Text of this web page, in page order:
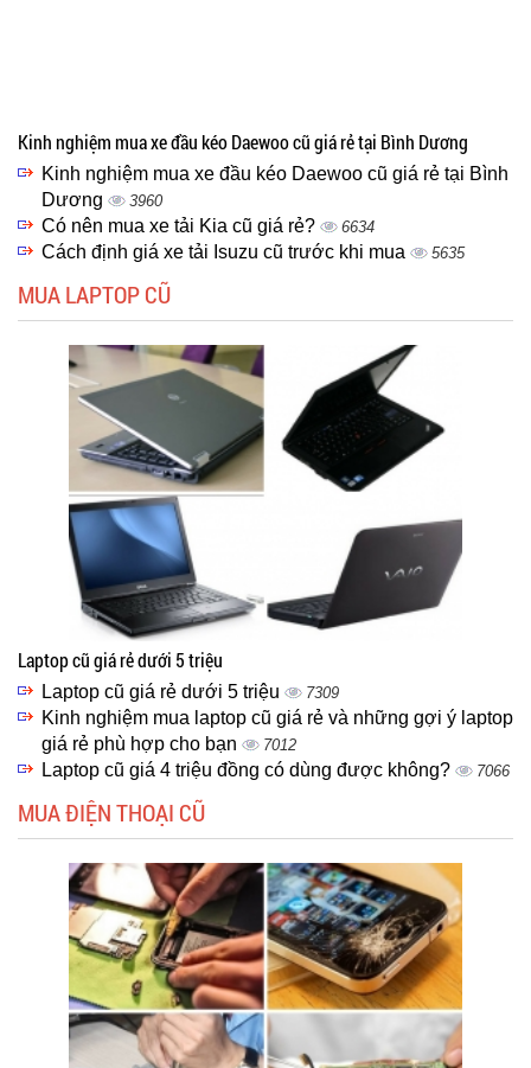
Kinh nghiệm mua xe đầu kéo Daewoo cũ giá rẻ tại Bình Dương
Kinh nghiệm mua xe đầu kéo Daewoo cũ giá rẻ tại Bình
Dương
3960
Có nên mua xe tải Kia cũ giá rẻ? 6634
Cách định giá xe tải Isuzu cũ trước khi mua 5635
MUA LAPTOP CŨ
Laptop cũ giá rẻ dưới 5 triệu
Laptop cũ giá rẻ dưới 5 triệu 7309
Kinh nghiệm mua laptop cũ giá rẻ và những gợi ý laptop
giá rẻ phù hợp cho bạn
7012
Laptop cũ giá 4 triệu đồng có dùng được không? 7066
MUA ĐIỆN THOẠI CŨ